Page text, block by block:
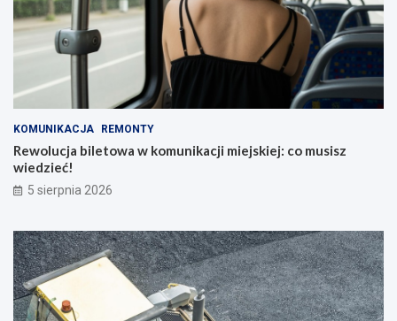
KOMUNIKACJA REMONTY
Rewolucja biletowa w komunikacji miejskiej: co musisz
wiedzieć!
5 sierpnia 2026